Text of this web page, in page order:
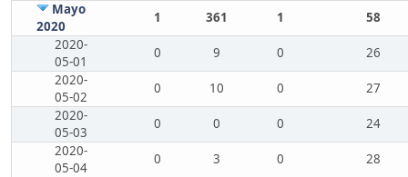
Mayo
2020
1 361 1
58
2020-
05-01
0 9 0
26
2020-
05-02
0 10 0
27
2020-
05-03
0 0 0
24
2020-
05-04
0 3 0
28